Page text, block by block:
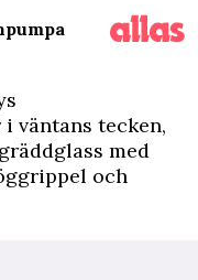
väntans tecken,
med
och